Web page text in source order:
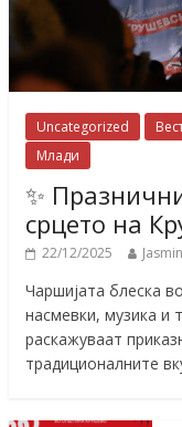
Uncategorized
Млади
✨
срцето на
22/12/2025
Чаршијата блеска
насмевки, музика и
раскажуваат
традиционалните